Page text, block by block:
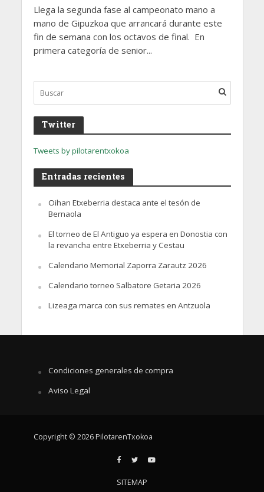
Llega la segunda fase al campeonato mano a
mano de Gipuzkoa que arrancará durante este
fin de semana con los octavos de final. En
primera categoría de senior...
Twitter
Tweets by pilotarentxokoa
Entradas recientes
Oihan Etxeberria destaca ante el tesón de
Bernaola
El torneo de El Antiguo ya espera en Donostia con
la revancha entre Etxeberria y Cestau
Calendario Memorial Zaporra Zarautz 2026
Calendario torneo Salbatore Getaria 2026
Lizeaga marca con sus remates en Antzuola
Condiciones generales de compra
Aviso Legal
Copyright © 2026 PilotarenTxokoa
SITEMAP